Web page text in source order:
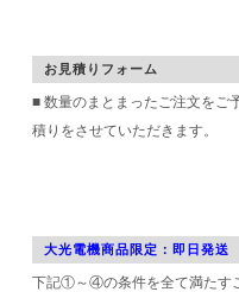
お見積りフォーム
■ 数量のまとまったご注文をご
積りをさせていただきます。
大光電機商品限定：即日発送
下記①～④の条件を全て満たす